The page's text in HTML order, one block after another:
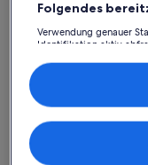
Geschmack
Suche nach
Folgendes
Verwendung genauer
Identifikation aktiv
Inhalte, Messung von
Zielgruppenforschung
Liste der Partner